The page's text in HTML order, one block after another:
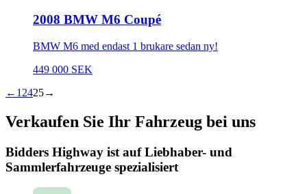
2008 BMW M6 Coupé
BMW M6 med endast 1 brukare sedan ny!
449 000 SEK
← 1 2425→
Verkaufen Sie Ihr Fahrzeug bei uns
Bidders Highway ist auf Liebhaber- und
Sammlerfahrzeuge spezialisiert